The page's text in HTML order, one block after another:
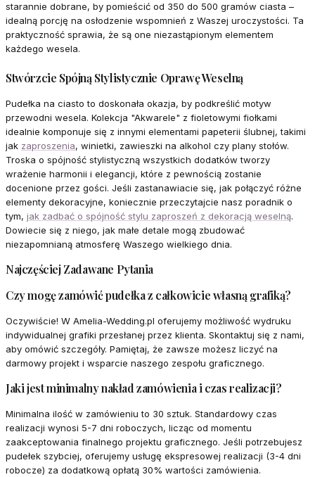
starannie dobrane, by pomieścić od 350 do 500 gramów ciasta –
idealną porcję na osłodzenie wspomnień z Waszej uroczystości. Ta
praktyczność sprawia, że są one niezastąpionym elementem
każdego wesela.
Stwórzcie Spójną Stylistycznie Oprawę Weselną
Pudełka na ciasto to doskonała okazja, by podkreślić motyw
przewodni wesela. Kolekcja "Akwarele" z fioletowymi fiołkami
idealnie komponuje się z innymi elementami papeterii ślubnej, takimi
jak zaproszenia, winietki, zawieszki na alkohol czy plany stołów.
Troska o spójność stylistyczną wszystkich dodatków tworzy
wrażenie harmonii i elegancji, które z pewnością zostanie
docenione przez gości. Jeśli zastanawiacie się, jak połączyć różne
elementy dekoracyjne, koniecznie przeczytajcie nasz poradnik o
tym, jak zadbać o spójność stylu zaproszeń z dekoracją weselną.
Dowiecie się z niego, jak małe detale mogą zbudować
niezapomnianą atmosferę Waszego wielkiego dnia.
Najczęściej Zadawane Pytania
Czy mogę zamówić pudełka z całkowicie własną grafiką?
Oczywiście! W Amelia-Wedding.pl oferujemy możliwość wydruku
indywidualnej grafiki przesłanej przez klienta. Skontaktuj się z nami,
aby omówić szczegóły. Pamiętaj, że zawsze możesz liczyć na
darmowy projekt i wsparcie naszego zespołu graficznego.
Jaki jest minimalny nakład zamówienia i czas realizacji?
Minimalna ilość w zamówieniu to 30 sztuk. Standardowy czas
realizacji wynosi 5-7 dni roboczych, licząc od momentu
zaakceptowania finalnego projektu graficznego. Jeśli potrzebujesz
pudełek szybciej, oferujemy usługę ekspresowej realizacji (3-4 dni
robocze) za dodatkową opłatą 30% wartości zamówienia.